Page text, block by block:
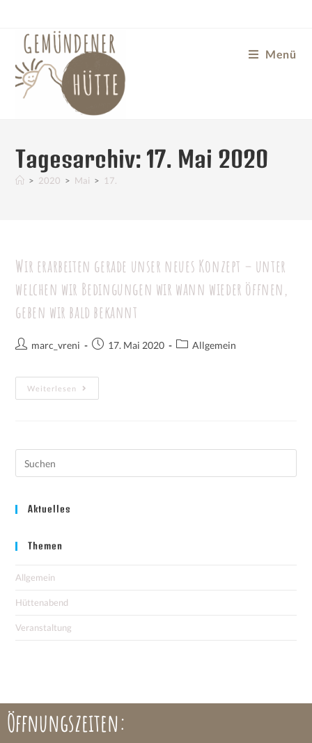
Menü
Tagesarchiv: 17. Mai 2020
> 2020 > Mai > 17.
Wir erarbeiten gerade unser neues Konzept – unter
welchen wir Bedingungen wir wann wieder öffnen,
geben wir bald bekannt
marc_vreni 17. Mai 2020 Allgemein
Weiterlesen
Aktuelles
Themen
Allgemein
Hüttenabend
Veranstaltung
Öffnungszeiten: